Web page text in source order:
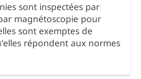
sont inspectées par
magnétoscopie pour
sont exemptes de
répondent aux normes